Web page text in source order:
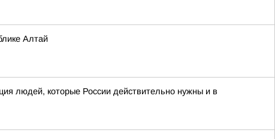
Алтай
людей, которые России действительно нужны и в